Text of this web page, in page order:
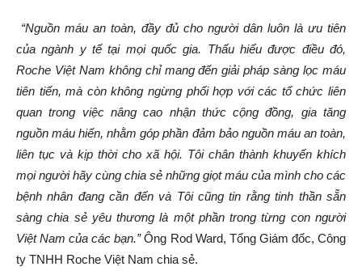
“Nguồn máu an toàn, đầy đủ cho người dân luôn là ưu tiên
của ngành y tế tại mọi quốc gia. Thấu hiểu được điều đó,
Roche Việt Nam không chỉ mang đến giải pháp sàng lọc máu
tiên tiến, mà còn không ngừng phối hợp với các tổ chức liên
quan trong việc nâng cao nhận thức cộng đồng, gia tăng
nguồn máu hiến, nhằm góp phần đảm bảo nguồn máu an toàn,
liên tục và kịp thời cho xã hội. Tôi chân thành khuyến khích
mọi người hãy cùng chia sẻ những giọt máu của mình cho các
bệnh nhân đang cần đến và Tôi cũng tin rằng tinh thần sẵn
sàng chia sẻ yêu thương là một phần trong từng con người
Việt Nam của các bạn.”Ông Rod Ward, Tổng Giám đốc, Công
ty TNHH Roche Việt Nam chia sẻ.